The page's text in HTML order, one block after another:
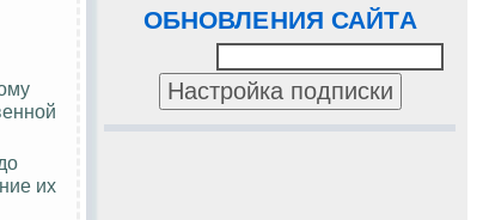
ОБНОВЛЕНИЯ САЙТА
их